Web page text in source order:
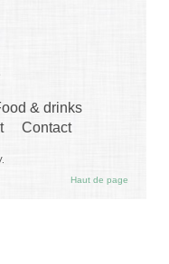
& drinks
Contact
Haut de page